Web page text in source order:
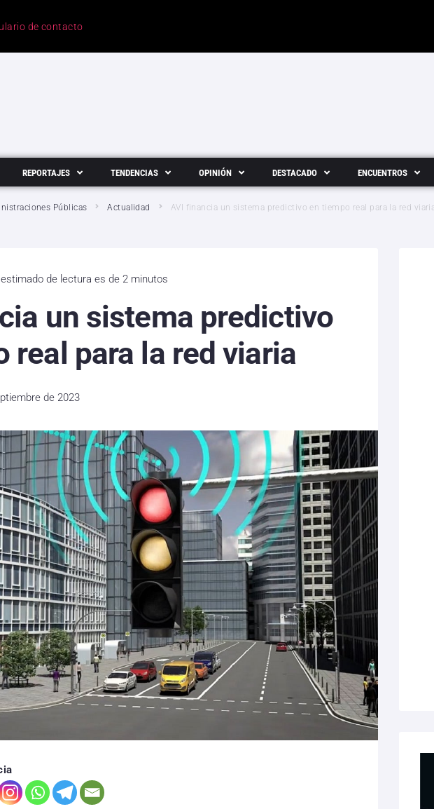
de contacto
REPORTAJES TENDENCIAS OPINIÓN DESTACADO ENCUENTROS
Públicas Actualidad AVI financia un sistema predictivo en tiempo real para la red
de lectura es de 2 minutos
un sistema predictivo
real para la red viaria
de 2023